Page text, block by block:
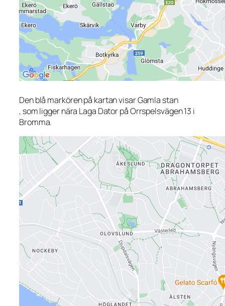
Den blå markören på kartan visar Gamla stan
, som ligger nära Laga Dator på Orrspelsvägen 13 i
Bromma.